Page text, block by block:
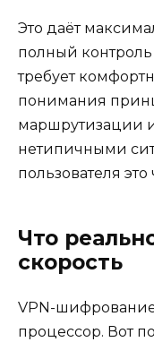
Это даёт
полный
требует
понимания
маршрутизации и
нетипичными
пользователя
Что
скорость
VPN-шифрование
процессор. Вот